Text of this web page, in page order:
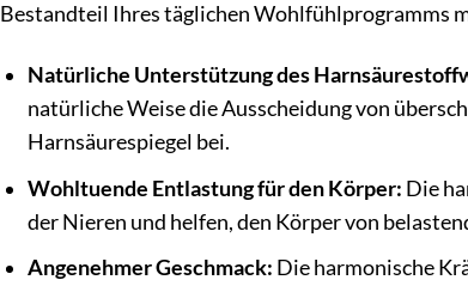
Bestandteil Ihres täglichen Wohlfühlprogramms
Natürliche Unterstützung des
natürliche Weise die Ausscheidung von
Harnsäurespiegel bei.
Wohltuende Entlastung für den Körper: Die
der Nieren und helfen, den Körper von
Angenehmer Geschmack: Die harmonische